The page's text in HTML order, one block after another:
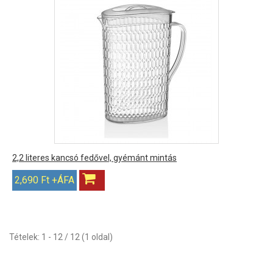
2,2 literes kancsó fedővel, gyémánt mintás
2,690 Ft +ÁFA
Tételek: 1 - 12 / 12 (1 oldal)